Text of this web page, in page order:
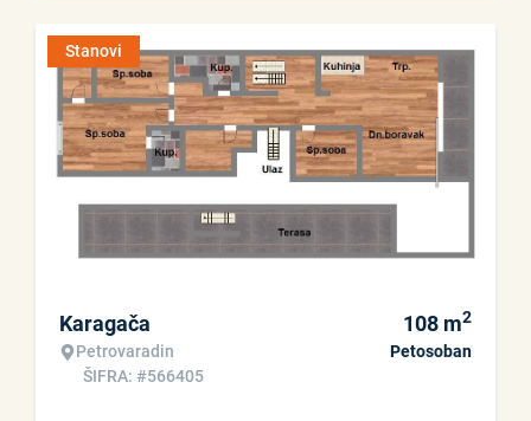
Stanovi
Karagača
Petrovaradin
ŠIFRA: #566405
108 m2
Petosoban